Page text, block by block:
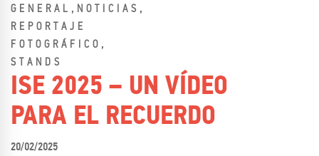
GENERAL , NOTICIAS ,
REPORTAJE
FOTOGRÁFICO ,
STANDS
ISE 2025 – UN VÍDEO
PARA EL RECUERDO
20/02/2025